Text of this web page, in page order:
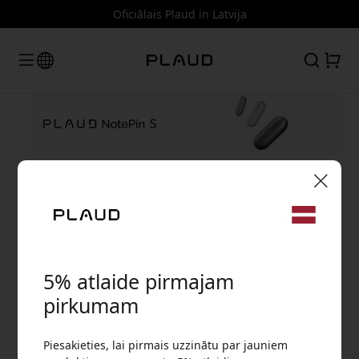
Oficiālais Plaud in Latvija
CPSBK1GXXXXX01
CPSSI1GXXXXX01
5% atlaide pirmajam
pirkumam
Piesakieties, lai pirmais uzzinātu par jauniem
🎉 Jūsu atlaižu kods:
Izmantojiet šo kodu, veicot pasūtījumu, lai